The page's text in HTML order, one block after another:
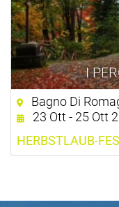
I
Bagno Di
23 Ott - 25 Ott
HERBSTLAUB-